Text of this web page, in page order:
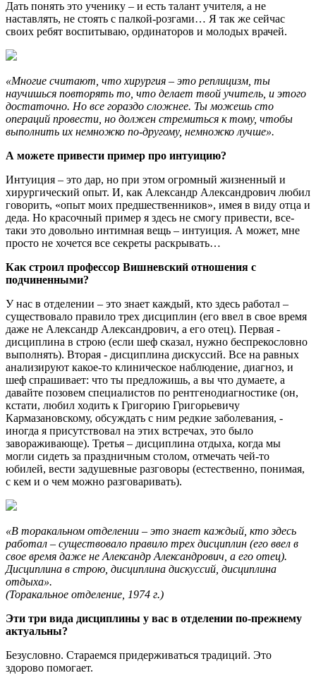
Дать понять это ученику – и есть талант учителя, а не
наставлять, не стоять с палкой-розгами… Я так же сейчас
своих ребят воспитываю, ординаторов и молодых врачей.
«Многие считают, что хирургия – это реплицизм, ты
научишься повторять то, что делает твой учитель, и этого
достаточно. Но все гораздо сложнее. Ты можешь сто
операций провести, но должен стремиться к тому, чтобы
выполнить их немножко по-другому, немножко лучше».
А можете привести пример про интуицию?
Интуиция – это дар, но при этом огромный жизненный и
хирургический опыт. И, как Александр Александрович любил
говорить, «опыт моих предшественников», имея в виду отца и
деда. Но красочный пример я здесь не смогу привести, все-
таки это довольно интимная вещь – интуиция. А может, мне
просто не хочется все секреты раскрывать…
Как строил профессор Вишневский отношения с
подчиненными?
У нас в отделении – это знает каждый, кто здесь работал –
существовало правило трех дисциплин (его ввел в свое время
даже не Александр Александрович, а его отец). Первая -
дисциплина в строю (если шеф сказал, нужно беспрекословно
выполнять). Вторая - дисциплина дискуссий. Все на равных
анализируют какое-то клиническое наблюдение, диагноз, и
шеф спрашивает: что ты предложишь, а вы что думаете, а
давайте позовем специалистов по рентгенодиагностике (он,
кстати, любил ходить к Григорию Григорьевичу
Кармазановскому, обсуждать с ним редкие заболевания, -
иногда я присутствовал на этих встречах, это было
завораживающе). Третья – дисциплина отдыха, когда мы
могли сидеть за праздничным столом, отмечать чей-то
юбилей, вести задушевные разговоры (естественно, понимая,
с кем и о чем можно разговаривать).
«В торакальном отделении – это знает каждый, кто здесь
работал – существовало правило трех дисциплин (его ввел в
свое время даже не Александр Александрович, а его отец).
Дисциплина в строю, дисциплина дискуссий, дисциплина
отдыха».
(Торакальное отделение, 1974 г.)
Эти три вида дисциплины у вас в отделении по-прежнему
актуальны?
Безусловно. Стараемся придерживаться традиций. Это
здорово помогает.